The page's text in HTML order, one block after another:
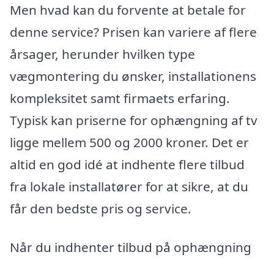
Men hvad kan du forvente at betale for
denne service? Prisen kan variere af flere
årsager, herunder hvilken type
vægmontering du ønsker, installationens
kompleksitet samt firmaets erfaring.
Typisk kan priserne for ophængning af tv
ligge mellem 500 og 2000 kroner. Det er
altid en god idé at indhente flere tilbud
fra lokale installatører for at sikre, at du
får den bedste pris og service.
Når du indhenter tilbud på ophængning